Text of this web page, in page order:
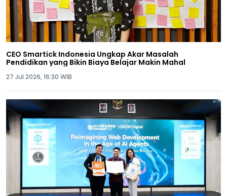
CEO Smartick Indonesia Ungkap Akar Masalah
Pendidikan yang Bikin Biaya Belajar Makin Mahal
27 Jul 2026, 16:30 WIB